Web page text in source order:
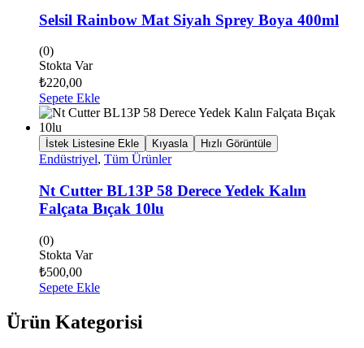
Selsil Rainbow Mat Siyah Sprey Boya 400ml
(0)
Stokta Var
₺220,00
Sepete Ekle
İstek Listesine Ekle Kıyasla Hızlı Görüntüle
Endüstriyel, Tüm Ürünler
Nt Cutter BL13P 58 Derece Yedek Kalın
Falçata Bıçak 10lu
(0)
Stokta Var
₺500,00
Sepete Ekle
Ürün Kategorisi